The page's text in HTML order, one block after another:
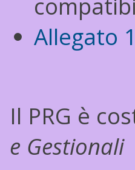
Allegato 1
Il PRG è
e Gestionali